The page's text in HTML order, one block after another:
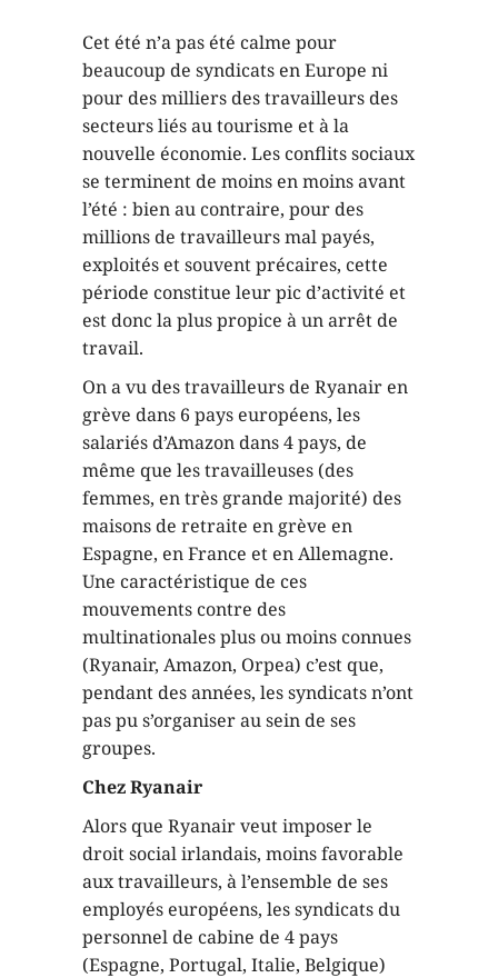
Cet été n’a pas été calme pour
beaucoup de syndicats en Europe ni
pour des milliers des travailleurs des
secteurs liés au tourisme et à la
nouvelle économie. Les conflits sociaux
se terminent de moins en moins avant
l’été : bien au contraire, pour des
millions de travailleurs mal payés,
exploités et souvent précaires, cette
période constitue leur pic d’activité et
est donc la plus propice à un arrêt de
travail.
On a vu des travailleurs de Ryanair en
grève dans 6 pays européens, les
salariés d’Amazon dans 4 pays, de
même que les travailleuses (des
femmes, en très grande majorité) des
maisons de retraite en grève en
Espagne, en France et en Allemagne.
Une caractéristique de ces
mouvements contre des
multinationales plus ou moins connues
(Ryanair, Amazon, Orpea) c’est que,
pendant des années, les syndicats n’ont
pas pu s’organiser au sein de ses
groupes.
Chez Ryanair
Alors que Ryanair veut imposer le
droit social irlandais, moins favorable
aux travailleurs, à l’ensemble de ses
employés européens, les syndicats du
personnel de cabine de 4 pays
(Espagne, Portugal, Italie, Belgique)